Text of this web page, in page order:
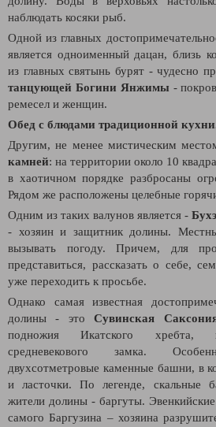
наблюдать косяки рыб.
Одной из главных
является одноименный дацан, близь
из главных святынь бурят - чудесно
танцующей Богини Янжимы -
ремесел и женщин.
Обед с блюдами традиционной
Другим, не менее мистическим
камней: на территории около 10
в хаотичном порядке разбросаны
Рядом же расположены целебные
Одним из таких валунов является -
- хозяин и защитник долины.
вызывать погоду. Причем, для
представиться, рассказать о себе,
уже переходить к просьбе.
Однако самая известная
долины - этоСувинская
подножия Икатского хребта,
средневекового замка.
двухсотметровые каменные башни, в
и ласточки. По легенде, скальные
жители долины - баргуты.
самого Баргузина – хозяина